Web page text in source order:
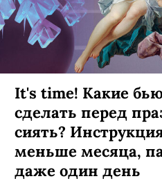
It's time! Какие
сделать перед
сиять?
меньше месяца,
даже один день